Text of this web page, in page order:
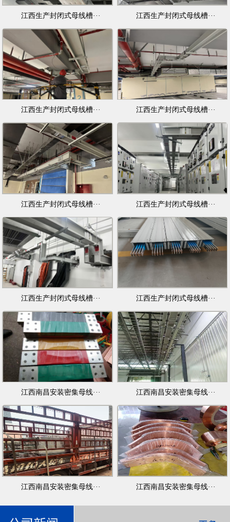
江西生产封闭式母线槽··· 江西生产封闭式母线槽···
江西生产封闭式母线槽··· 江西生产封闭式母线槽···
江西生产封闭式母线槽··· 江西生产封闭式母线槽···
江西生产封闭式母线槽··· 江西生产封闭式母线槽···
江西南昌安装密集母线··· 江西南昌安装密集母线···
江西南昌安装密集母线··· 江西南昌安装密集母线···